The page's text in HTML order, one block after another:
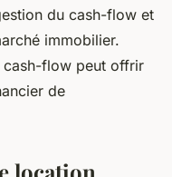
du cash-flow et
immobilier.
cash-flow peut offrir
de